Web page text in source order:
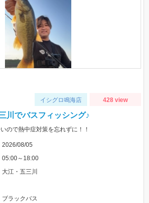
イシグロ鳴海店 428 view
川でバスフィッシング♪
ので熱中症対策を忘れずに！！
2026/08/05
05:00～18:00
大江・五三川
ブラックバス